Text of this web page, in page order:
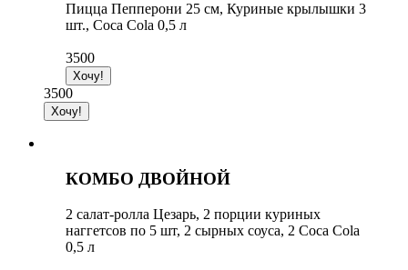
Пицца Пепперони 25 см, Куриные крылышки 3
шт., Coca Cola 0,5 л
3500
3500
КОМБО ДВОЙНОЙ
2 cалат-ролла Цезарь, 2 порции куриных
наггетсов по 5 шт, 2 сырных cоуса, 2 Сoca Сola
0,5 л